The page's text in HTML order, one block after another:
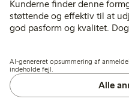
Kunderne finder denne
støttende og effektiv til at
god pasform og kvalitet.
en åbning i skridtet, hvilket
brug.
AI-genereret opsummering af
indeholde fejl.
Alle